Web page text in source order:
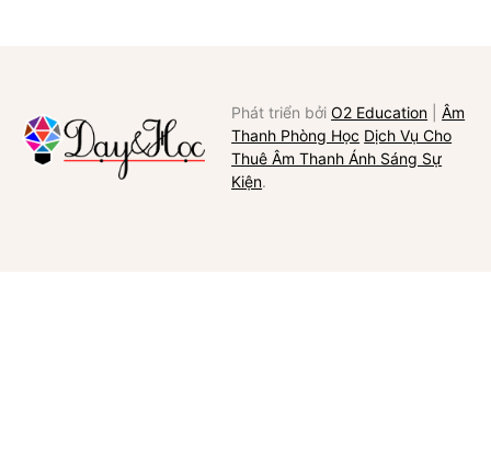
Phát triển bởiO2 Education |Âm
Thanh Phòng Học Dịch Vụ Cho
Thuê Âm Thanh Ánh Sáng Sự
Kiện.